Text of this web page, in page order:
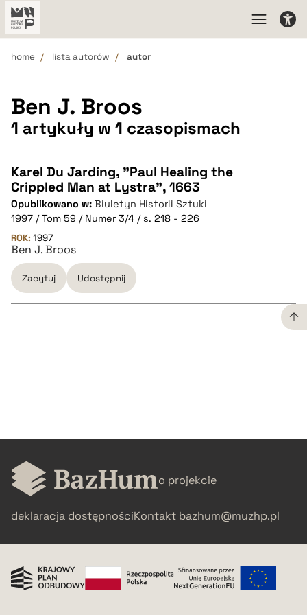
home lista autorów autor
Ben J. Broos
1 artykuły w 1 czasopismach
Karel Du Jarding, "Paul Healing the
Crippled Man at Lystra", 1663
Opublikowano w: Biuletyn Historii Sztuki
1997 / Tom 59 / Numer 3/4 / s. 218 - 226
ROK: 1997
Ben J. Broos
Zacytuj Udostępnij
pobierz cytat
o projekcie
deklaracja dostępnościKontakt bazhum@muzhp.pl